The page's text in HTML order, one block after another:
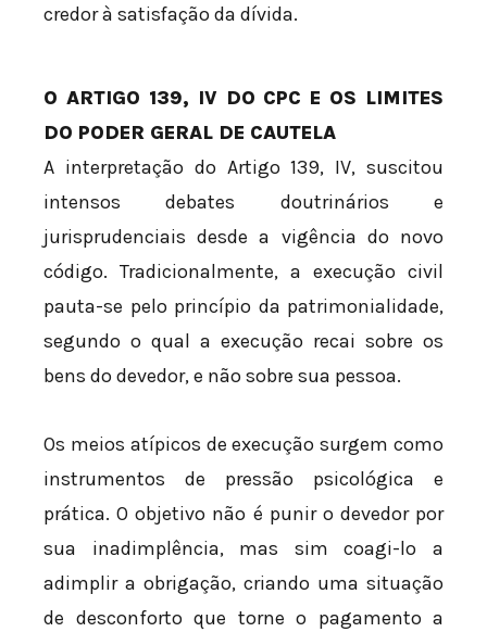
credor à satisfação da dívida.
O ARTIGO 139, IV DO CPC E OS LIMITES
DO PODER GERAL DE CAUTELA
A interpretação do Artigo 139, IV, suscitou
intensos debates doutrinários e
jurisprudenciais desde a vigência do novo
código. Tradicionalmente, a execução civil
pauta-se pelo princípio da patrimonialidade,
segundo o qual a execução recai sobre os
bens do devedor, e não sobre sua pessoa.
Os meios atípicos de execução surgem como
instrumentos de pressão psicológica e
prática. O objetivo não é punir o devedor por
sua inadimplência, mas sim coagi-lo a
adimplir a obrigação, criando uma situação
de desconforto que torne o pagamento a